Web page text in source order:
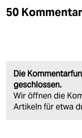
50
Die
geschlossen.
Wir öffnen die
Artikeln für etwa